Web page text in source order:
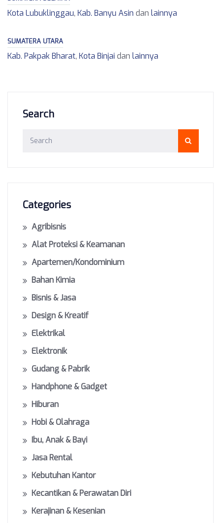
Kota Lubuklinggau, Kab. Banyu Asin dan lainnya
SUMATERA UTARA
Kab. Pakpak Bharat, Kota Binjai dan lainnya
Search
Categories
Agribisnis
Alat Proteksi & Keamanan
Apartemen/Kondominium
Bahan Kimia
Bisnis & Jasa
Design & Kreatif
Elektrikal
Elektronik
Gudang & Pabrik
Handphone & Gadget
Hiburan
Hobi & Olahraga
Ibu, Anak & Bayi
Jasa Rental
Kebutuhan Kantor
Kecantikan & Perawatan Diri
Kerajinan & Kesenian